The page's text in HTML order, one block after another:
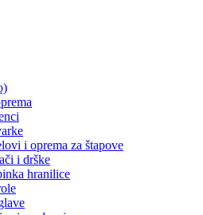
i oprema za štapove
i drške
hranilice